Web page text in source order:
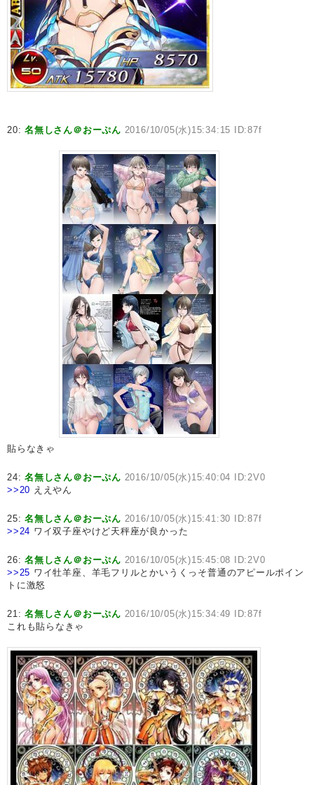
20:名無しさん＠おーぷん 2016/10/05(水)15:34:15 ID:87f
貼らなきゃ
24:名無しさん＠おーぷん 2016/10/05(水)15:40:04 ID:2V0
>>20 ええやん
25:名無しさん＠おーぷん 2016/10/05(水)15:41:30 ID:87f
>>24 ワイ双子座やけど天秤座が良かった
26:名無しさん＠おーぷん 2016/10/05(水)15:45:08 ID:2V0
>>25 ワイ牡羊座、羊毛フリルとかいうくっそ普通のアピールポイン
トに激怒
21:名無しさん＠おーぷん 2016/10/05(水)15:34:49 ID:87f
これも貼らなきゃ